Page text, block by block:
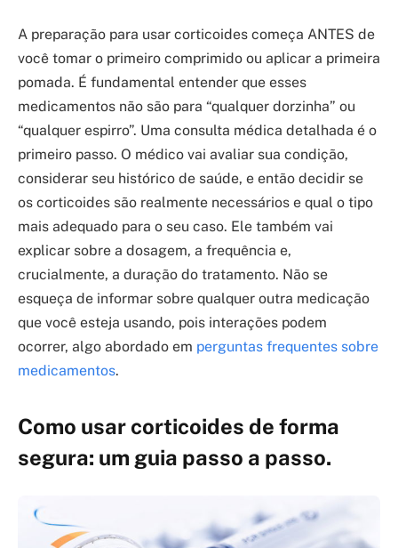
A preparação para usar corticoides começa ANTES de
você tomar o primeiro comprimido ou aplicar a primeira
pomada. É fundamental entender que esses
medicamentos não são para “qualquer dorzinha” ou
“qualquer espirro”. Uma consulta médica detalhada é o
primeiro passo. O médico vai avaliar sua condição,
considerar seu histórico de saúde, e então decidir se
os corticoides são realmente necessários e qual o tipo
mais adequado para o seu caso. Ele também vai
explicar sobre a dosagem, a frequência e,
crucialmente, a duração do tratamento. Não se
esqueça de informar sobre qualquer outra medicação
que você esteja usando, pois interações podem
ocorrer, algo abordado em perguntas frequentes sobre
medicamentos.
Como usar corticoides de forma
segura: um guia passo a passo.